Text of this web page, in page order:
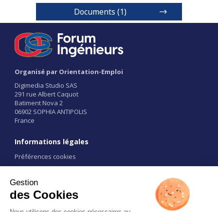
Documents (1)
Organisé par Orientation-Emploi
Digimedia Studio SAS
291 rue Albert Caquot
Batiment Nova 2
06902 SOPHIA ANTIPOLIS
France
Informations légales
Préférences cookies
CGU
Liens